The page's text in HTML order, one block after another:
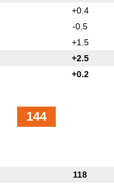
+0.4
-0.5
+1.5
+2.5
+0.2
144
118